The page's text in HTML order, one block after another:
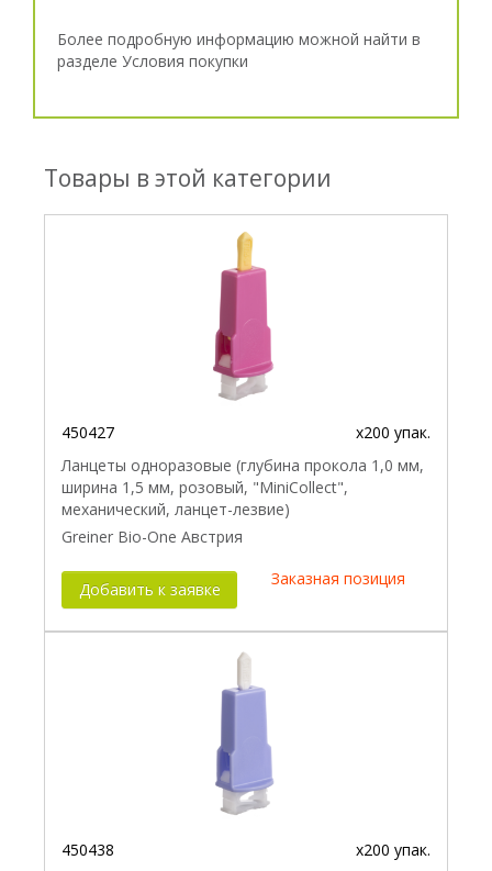
Более подробную информацию можной найти в
разделе Условия покупки
Товары в этой категории
450427
x200 упак.
Ланцеты одноразовые (глубина прокола 1,0 мм,
ширина 1,5 мм, розовый, "MiniCollect",
механический, ланцет-лезвие)
Greiner Bio-One Австрия
Добавить к заявке
Заказная позиция
450438
x200 упак.